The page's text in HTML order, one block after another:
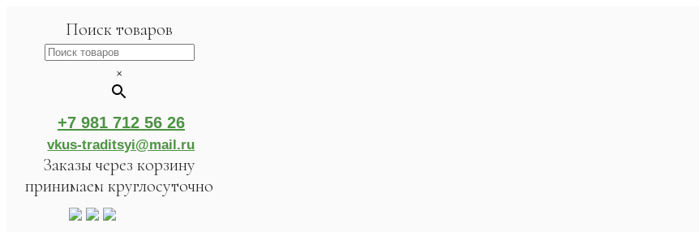
Поиск товаров
×
+7 981 712 56 26
vkus-traditsyi@mail.ru
Заказы через корзину
принимаем круглосуточно